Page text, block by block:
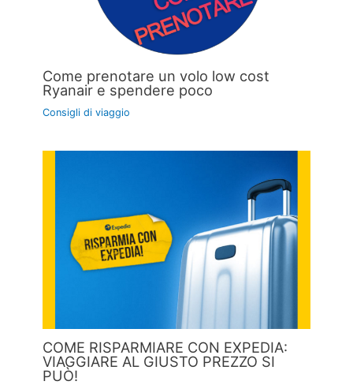
Come prenotare un volo low cost
Ryanair e spendere poco
Consigli di viaggio
COME RISPARMIARE CON EXPEDIA:
VIAGGIARE AL GIUSTO PREZZO SI
PUÒ!